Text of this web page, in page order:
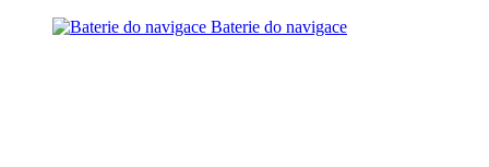
Baterie do navigace